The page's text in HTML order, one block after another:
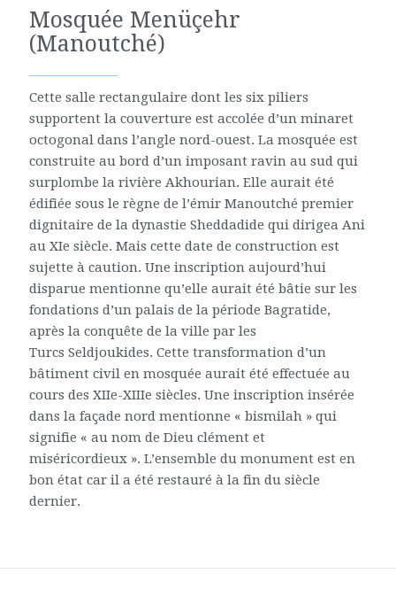
Mosquée Menüçehr
(Manoutché)
Cette salle rectangulaire dont les six piliers
supportent la couverture est accolée d’un minaret
octogonal dans l’angle nord-ouest. La mosquée est
construite au bord d’un imposant ravin au sud qui
surplombe la rivière Akhourian. Elle aurait été
édifiée sous le règne de l’émir Manoutché premier
dignitaire de la dynastie Sheddadide qui dirigea Ani
au XIe siècle. Mais cette date de construction est
sujette à caution. Une inscription aujourd’hui
disparue mentionne qu’elle aurait été bâtie sur les
fondations d’un palais de la période Bagratide,
après la conquête de la ville par les
Turcs Seldjoukides. Cette transformation d’un
bâtiment civil en mosquée aurait été effectuée au
cours des XIIe-XIIIe siècles. Une inscription insérée
dans la façade nord mentionne « bismilah » qui
signifie « au nom de Dieu clément et
miséricordieux ». L’ensemble du monument est en
bon état car il a été restauré à la fin du siècle
dernier.